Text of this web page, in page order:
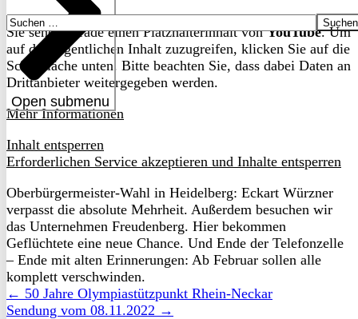
Open submenu
Suchen
nach:
Sie sehen gerade einen Platzhalterinhalt vonYouTube. Um
auf den eigentlichen Inhalt zuzugreifen, klicken Sie auf die
Schaltfläche unten. Bitte beachten Sie, dass dabei Daten an
Drittanbieter weitergegeben werden.
Mehr Informationen
Inhalt entsperren
Erforderlichen Service akzeptieren und Inhalte entsperren
Oberbürgermeister-Wahl in Heidelberg: Eckart Würzner
verpasst die absolute Mehrheit. Außerdem besuchen wir
das Unternehmen Freudenberg. Hier bekommen
Geflüchtete eine neue Chance. Und Ende der Telefonzelle
– Ende mit alten Erinnerungen: Ab Februar sollen alle
komplett verschwinden.
← 50 Jahre Olympiastützpunkt Rhein-Neckar
Sendung vom 08.11.2022 →